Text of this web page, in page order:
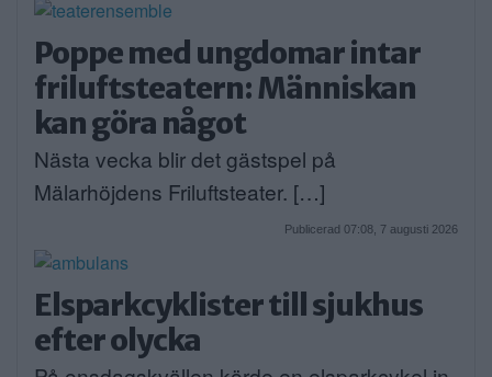
Poppe med ungdomar intar
friluftsteatern: Människan
kan göra något
Nästa vecka blir det gästspel på
Mälarhöjdens Friluftsteater. […]
Publicerad 07:08, 7 augusti 2026
Elsparkcyklister till sjukhus
efter olycka